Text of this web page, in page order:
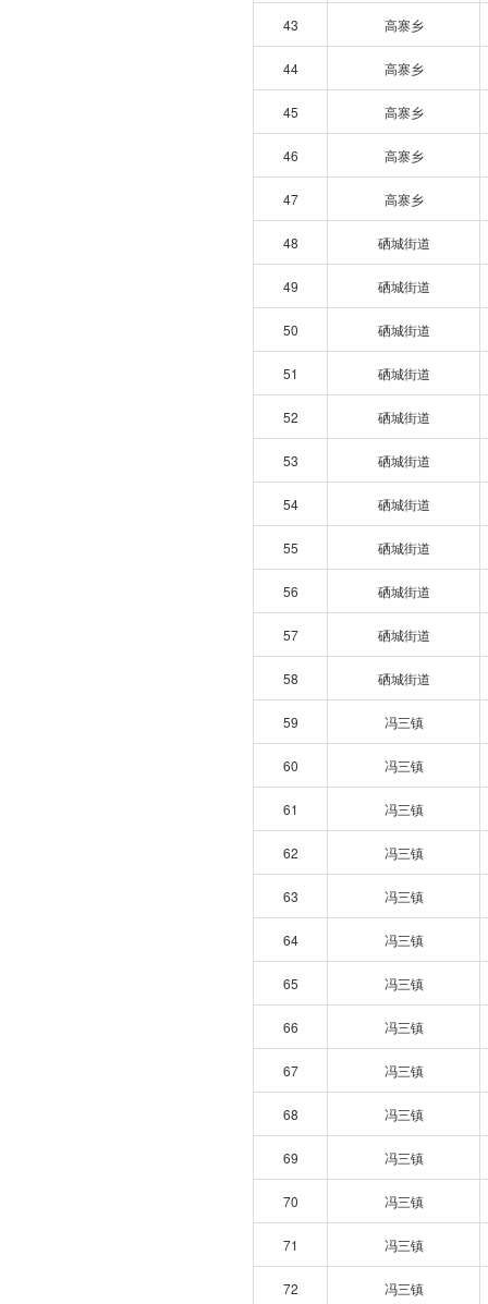
43 高寨乡
44 高寨乡
45 高寨乡
46 高寨乡
47 高寨乡
48 硒城街道
49 硒城街道
50 硒城街道
51 硒城街道
52 硒城街道
53 硒城街道
54 硒城街道
55 硒城街道
56 硒城街道
57 硒城街道
58 硒城街道
59 冯三镇
60 冯三镇
61 冯三镇
62 冯三镇
63 冯三镇
64 冯三镇
65 冯三镇
66 冯三镇
67 冯三镇
68 冯三镇
69 冯三镇
70 冯三镇
71 冯三镇
72 冯三镇